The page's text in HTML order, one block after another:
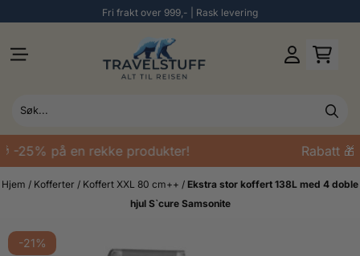
Fri frakt over 999,- | Rask levering
-25% på en rekke produkter! Rabatt
Hjem / Kofferter / Koffert XXL 80 cm++ / Ekstra stor koffert 138L med 4 doble
hjul S`cure Samsonite
-21%